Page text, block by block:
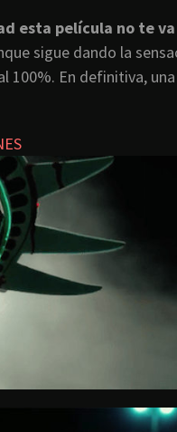
esta película no te
sigue dando la
100%. En definitiva,